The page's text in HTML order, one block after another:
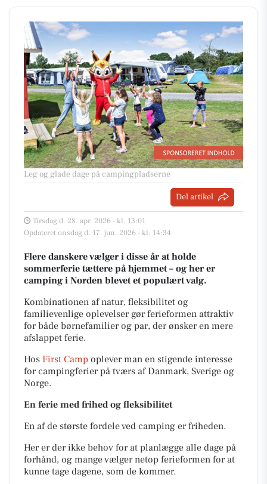
Leg og glade dage på campingpladserne
Del artikel
Tirsdag d. 28. apr. 2026 - kl. 13:01
Opdateret onsdag d. 17. jun. 2026 - kl. 14:34
Flere danskere vælger i disse år at holde
sommerferie tættere på hjemmet – og her er
camping i Norden blevet et populært valg.
Kombinationen af natur, fleksibilitet og
familievenlige oplevelser gør ferieformen attraktiv
for både børnefamilier og par, der ønsker en mere
afslappet ferie.
Hos First Camp oplever man en stigende interesse
for campingferier på tværs af Danmark, Sverige og
Norge.
En ferie med frihed og fleksibilitet
En af de største fordele ved camping er friheden.
Her er der ikke behov for at planlægge alle dage på
forhånd, og mange vælger netop ferieformen for at
kunne tage dagene, som de kommer.